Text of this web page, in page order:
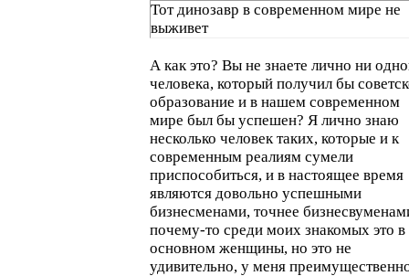
Тот динозавр в современном мире не
выживет
А как это? Вы не знаете лично ни
человека, который получил бы
образование и в нашем современном
мире был бы успешен? Я лично знаю
несколько человек таких, которые и к
современным реалиям сумели
приспособиться, и в настоящее время
являются довольно успешными
бизнесменами, точнее
почему-то среди моих знакомых это в
основном женщины, но это не
удивительно, у меня